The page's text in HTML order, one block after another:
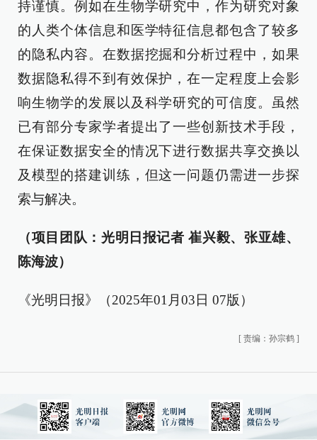
持谨慎。例如在生物学研究中，作为研究对象
的人类个体信息和医学特征信息都包含了较多
的隐私内容。在数据挖掘和分析过程中，如果
数据隐私得不到有效保护，在一定程度上会影
响生物学的发展以及科学研究的可信度。虽然
已有部分专家学者提出了一些创新技术手段，
在保证数据安全的情况下进行数据共享交换以
及模型的搭建训练，但这一问题仍需进一步探
索与解决。
（项目团队：光明日报记者 崔兴毅、张亚雄、
陈海波）
《光明日报》（2025年01月03日 07版）
[ 责编：孙宗鹤 ]